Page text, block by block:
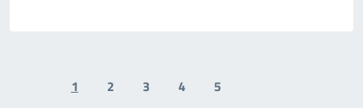
Previous page
1 2 3 4 5